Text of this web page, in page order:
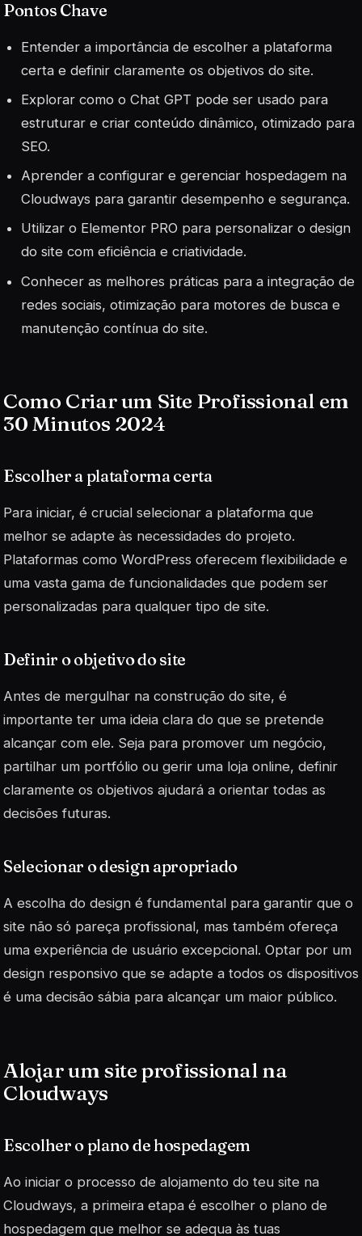
Pontos Chave
Entender a importância de escolher a plataforma
certa e definir claramente os objetivos do site.
Explorar como o Chat GPT pode ser usado para
estruturar e criar conteúdo dinâmico, otimizado para
SEO.
Aprender a configurar e gerenciar hospedagem na
Cloudways para garantir desempenho e segurança.
Utilizar o Elementor PRO para personalizar o design
do site com eficiência e criatividade.
Conhecer as melhores práticas para a integração de
redes sociais, otimização para motores de busca e
manutenção contínua do site.
Como Criar um Site Profissional em
30 Minutos 2024
Escolher a plataforma certa
Para iniciar, é crucial selecionar a plataforma que
melhor se adapte às necessidades do projeto.
Plataformas como WordPress oferecem flexibilidade e
uma vasta gama de funcionalidades que podem ser
personalizadas para qualquer tipo de site.
Definir o objetivo do site
Antes de mergulhar na construção do site, é
importante ter uma ideia clara do que se pretende
alcançar com ele. Seja para promover um negócio,
partilhar um portfólio ou gerir uma loja online, definir
claramente os objetivos ajudará a orientar todas as
decisões futuras.
Selecionar o design apropriado
A escolha do design é fundamental para garantir que o
site não só pareça profissional, mas também ofereça
uma experiência de usuário excepcional. Optar por um
design responsivo que se adapte a todos os dispositivos
é uma decisão sábia para alcançar um maior público.
Alojar um site profissional na
Cloudways
Escolher o plano de hospedagem
Ao iniciar o processo de alojamento do teu site na
Cloudways, a primeira etapa é escolher o plano de
hospedagem que melhor se adequa às tuas